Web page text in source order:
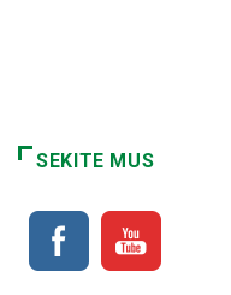
SEKITE MUS